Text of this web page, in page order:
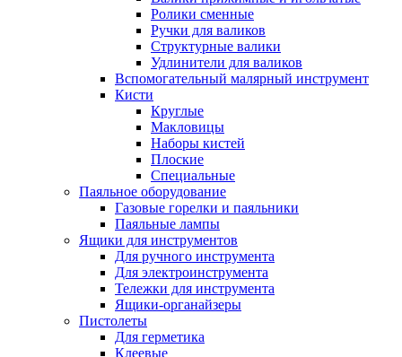
Ролики сменные
Ручки для валиков
Структурные валики
Удлинители для валиков
Вспомогательный малярный инструмент
Кисти
Круглые
Макловицы
Наборы кистей
Плоские
Специальные
Паяльное оборудование
Газовые горелки и паяльники
Паяльные лампы
Ящики для инструментов
Для ручного инструмента
Для электроинструмента
Тележки для инструмента
Ящики-органайзеры
Пистолеты
Для герметика
Клеевые